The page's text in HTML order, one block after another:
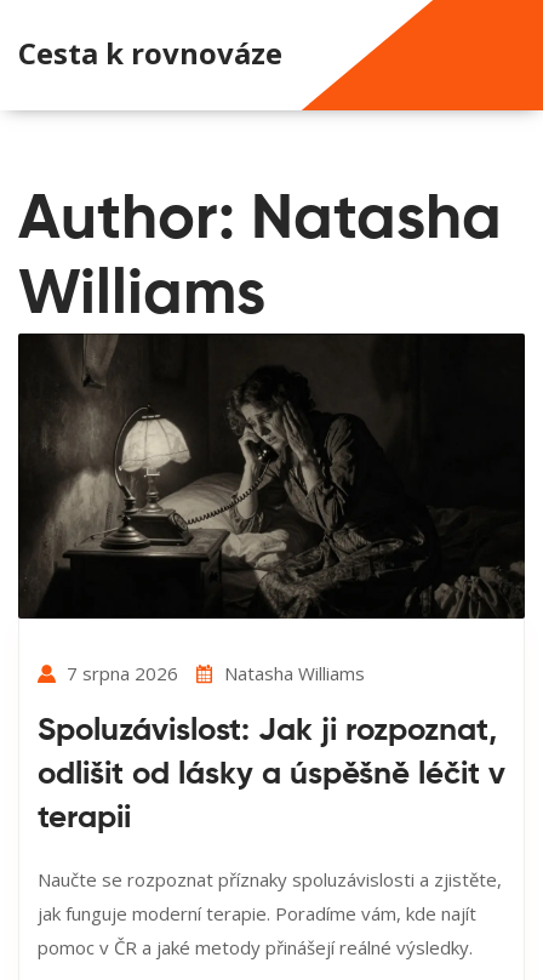
Cesta k rovnováze
Author: Natasha
Williams
7 srpna 2026 Natasha Williams
Spoluzávislost: Jak ji rozpoznat,
odlišit od lásky a úspěšně léčit v
terapii
Naučte se rozpoznat příznaky spoluzávislosti a zjistěte,
jak funguje moderní terapie. Poradíme vám, kde najít
pomoc v ČR a jaké metody přinášejí reálné výsledky.